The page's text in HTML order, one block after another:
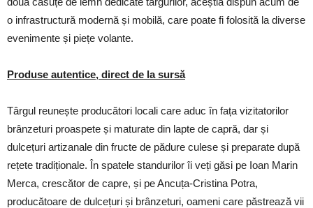
o infrastructură modernă și mobilă, care poate fi folosită la diverse
evenimente și piețe volante.
Produse autentice, direct de la sursă
Târgul reunește producători locali care aduc în fața vizitatorilor
brânzeturi proaspete și maturate din lapte de capră, dar și
dulcețuri artizanale din fructe de pădure culese și preparate după
rețete tradiționale. În spatele standurilor îi veți găsi pe Ioan Marin
Merca, crescător de capre, și pe Ancuța-Cristina Potra,
producătoare de dulcețuri și brânzeturi, oameni care păstrează vii